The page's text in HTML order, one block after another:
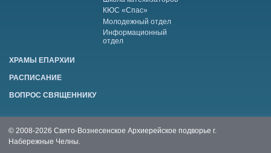
КЮС «Спас»
Молодежный отдел
Информационный
отдел
ХРАМЫ ЕПАРХИИ
РАСПИСАНИЕ
ВОПРОС СВЯЩЕННИКУ
© 2008-2026 Свято-Вознесенское Архиерейское подворье г.
Набережные Челны.